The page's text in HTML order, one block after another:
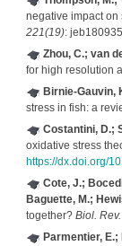
negative impact
221(19):
Zhou, C.; van
for high resolution
Birnie-Gauvin,
stress in fish: a
Costantini, D.;
oxidative stress
https://dx.doi.org/
Cote, J.;
Baguette, M.;
together? Biol.
Parmentier,